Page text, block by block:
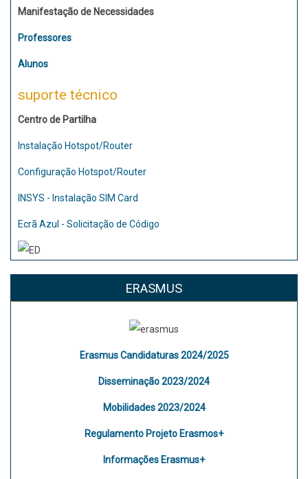
Manifestação de Necessidades
Professores
Alunos
suporte técnico
Centro de Partilha
Instalação Hotspot/Router
Configuração Hotspot/Router
INSYS - Instalação SIM Card
Ecrã Azul - Solicitação de Código
ERASMUS
Erasmus Candidaturas 2024/2025
Disseminação 2023/2024
Mobilidades 2023/2024
Regulamento Projeto Erasmos+
Informações Erasmus+